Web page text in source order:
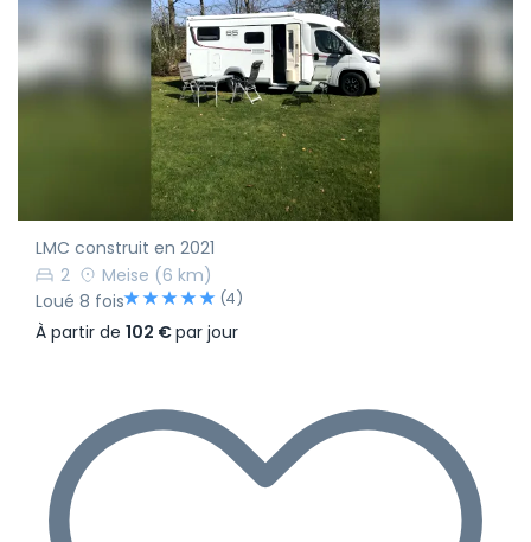
LMC construit en 2021
2
Meise (6 km)
Loué 8 fois
(4)
À partir de 102 €par jour